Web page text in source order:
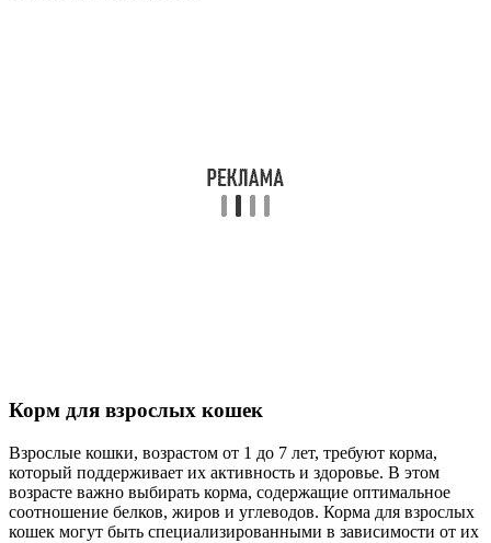
Корм для взрослых кошек
Взрослые кошки, возрастом от 1 до 7 лет, требуют корма,
который поддерживает их активность и здоровье. В этом
возрасте важно выбирать корма, содержащие оптимальное
соотношение белков, жиров и углеводов. Корма для взрослых
кошек могут быть специализированными в зависимости от их